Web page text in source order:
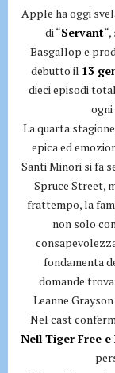
Apple ha oggi
di “Servant
Basgallop e
debutto il 13
dieci episodi
ogni
La quarta
epica ed
Santi Minori si fa
Spruce Street,
frattempo, la
non solo
fondamenta
domande
Leanne
Nel cast
Nell Tiger Free